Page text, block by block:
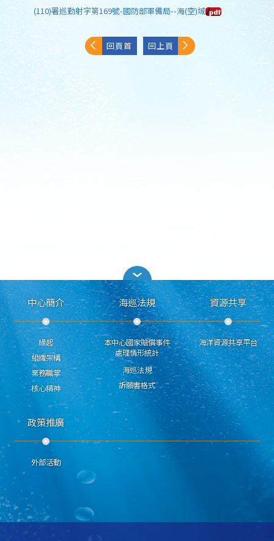
(110)署巡勤射字第169號-國防部軍備局--海(空)域
回頁首 回上頁
中心簡介
緣起
組織架構
業務職掌
核心精神
海巡法規
本中心國家賠償事件
處理情形統計
海巡法規
訴願書格式
資源共享
海洋資源共享平台
政策推廣
外部活動